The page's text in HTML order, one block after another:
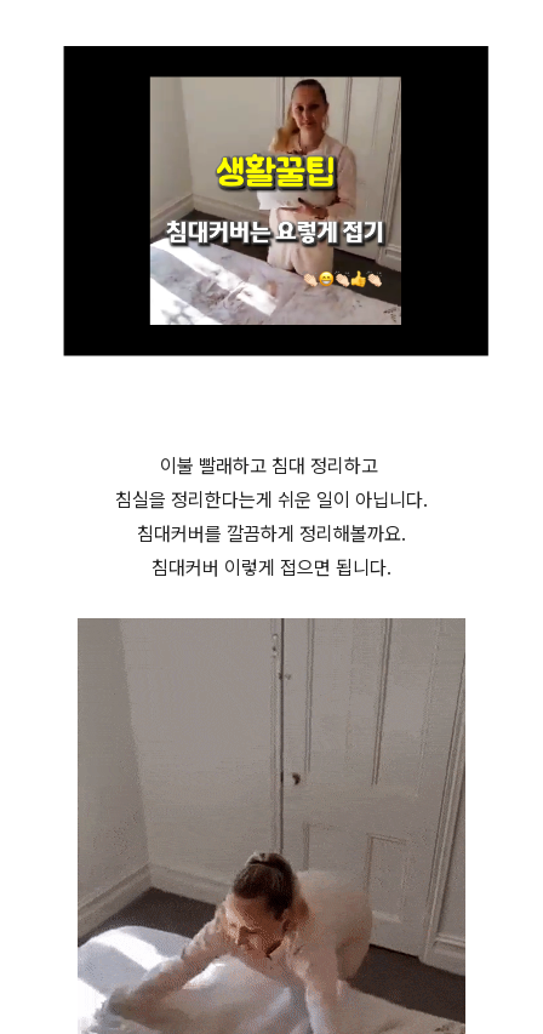
이불 빨래하고 침대 정리하고
침실을 정리한다는게 쉬운 일이 아닙니다.
침대커버를 깔끔하게 정리해볼까요.
침대커버 이렇게 접으면 됩니다.